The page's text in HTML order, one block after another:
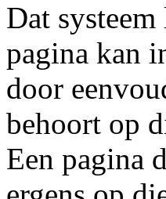
Dat
pagina kan
door
behoort op
Een pagina